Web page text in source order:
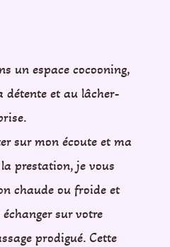
un espace cocooning,
détente et au lâcher-
sur mon écoute et ma
prestation, je vous
chaude ou froide et
sur votre
prodigué. Cette